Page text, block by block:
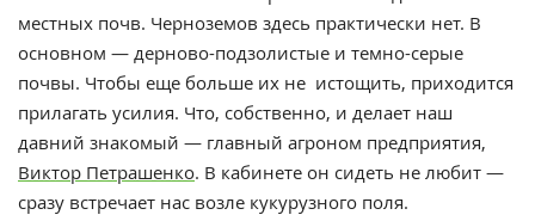
местных почв. Черноземов здесь практически нет. В
основном — дерново-подзолистые и темно-серые
почвы. Чтобы еще больше их не истощить, приходится
прилагать усилия. Что, собственно, и делает наш
давний знакомый — главный агроном предприятия,
Виктор Петрашенко. В кабинете он сидеть не любит —
сразу встречает нас возле кукурузного поля.